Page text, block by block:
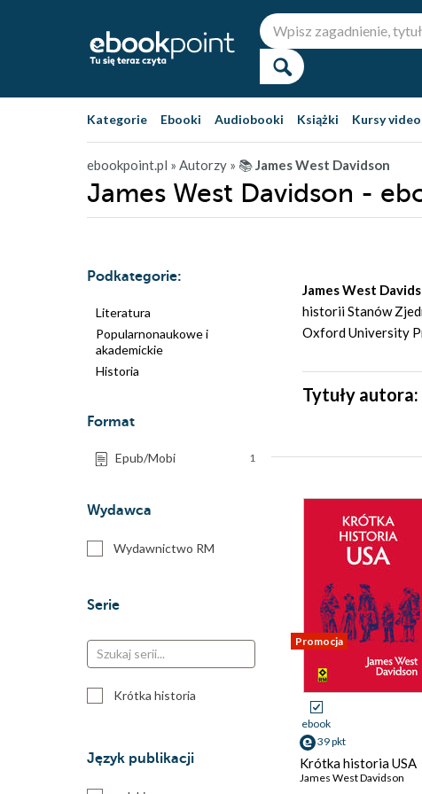
Kategorie Ebooki Audiobooki Książki Kursy video
ebookpoint.pl » Autorzy » 📚James West Davidson
James West Davidson -
Podkategorie:
Literatura
Popularnonaukowe i
akademickie
Historia
Format
Epub/Mobi 1
Wydawca
Wydawnictwo RM
Serie
Krótka historia
Język publikacji
James West
historii Stanów
Oxford University
Tytuły
Promocja
ebook
39 pkt
Krótka historia USA
James West Davidson